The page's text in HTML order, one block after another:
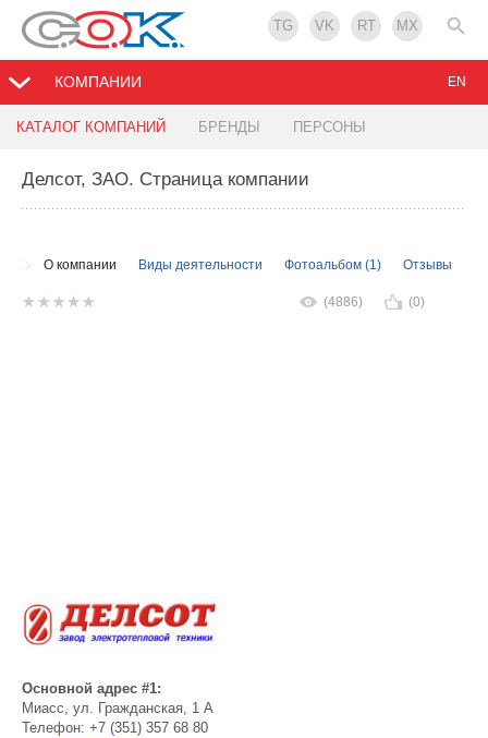
TG VK RT MX
КОМПАНИИ
КАТАЛОГ КОМПАНИЙ БРЕНДЫ ПЕРСОНЫ
EN
Делсот, ЗАО. Страница компании
О компании Виды деятельности Фотоальбом (1) Отзывы
(4886) (0)
Основной адрес #1:
Миасс ул. Гражданская, 1 А
Телефон: +7 (351) 357 68 80